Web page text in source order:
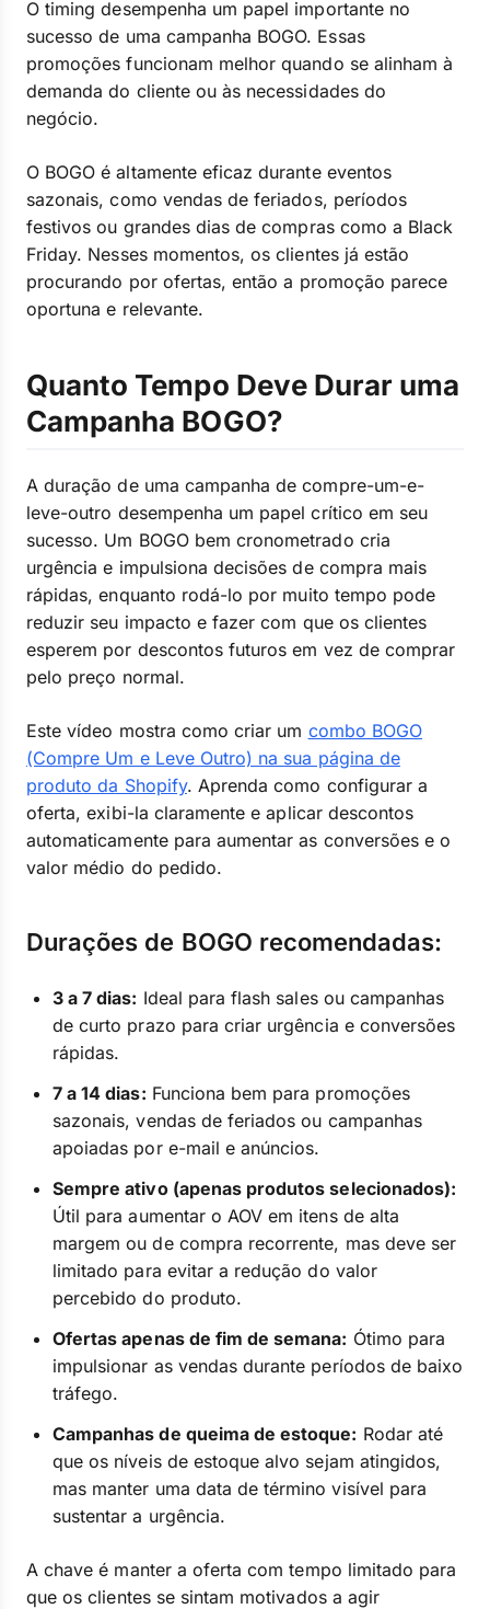
O timing desempenha um papel importante no
sucesso de uma campanha BOGO. Essas
promoções funcionam melhor quando se alinham à
demanda do cliente ou às necessidades do
negócio.
O BOGO é altamente eficaz durante eventos
sazonais, como vendas de feriados, períodos
festivos ou grandes dias de compras como a Black
Friday. Nesses momentos, os clientes já estão
procurando por ofertas, então a promoção parece
oportuna e relevante.
Quanto Tempo Deve Durar uma
Campanha BOGO?
A duração de uma campanha de compre-um-e-
leve-outro desempenha um papel crítico em seu
sucesso. Um BOGO bem cronometrado cria
urgência e impulsiona decisões de compra mais
rápidas, enquanto rodá-lo por muito tempo pode
reduzir seu impacto e fazer com que os clientes
esperem por descontos futuros em vez de comprar
pelo preço normal.
Este vídeo mostra como criar um combo BOGO
(Compre Um e Leve Outro) na sua página de
produto da Shopify. Aprenda como configurar a
oferta, exibi-la claramente e aplicar descontos
automaticamente para aumentar as conversões e o
valor médio do pedido.
Durações de BOGO recomendadas:
3 a 7 dias: Ideal para flash sales ou campanhas
de curto prazo para criar urgência e conversões
rápidas.
7 a 14 dias: Funciona bem para promoções
sazonais, vendas de feriados ou campanhas
apoiadas por e-mail e anúncios.
Sempre ativo (apenas produtos selecionados):
Útil para aumentar o AOV em itens de alta
margem ou de compra recorrente, mas deve ser
limitado para evitar a redução do valor
percebido do produto.
Ofertas apenas de fim de semana: Ótimo para
impulsionar as vendas durante períodos de baixo
tráfego.
Campanhas de queima de estoque: Rodar até
que os níveis de estoque alvo sejam atingidos,
mas manter uma data de término visível para
sustentar a urgência.
A chave é manter a oferta com tempo limitado para
que os clientes se sintam motivados a agir